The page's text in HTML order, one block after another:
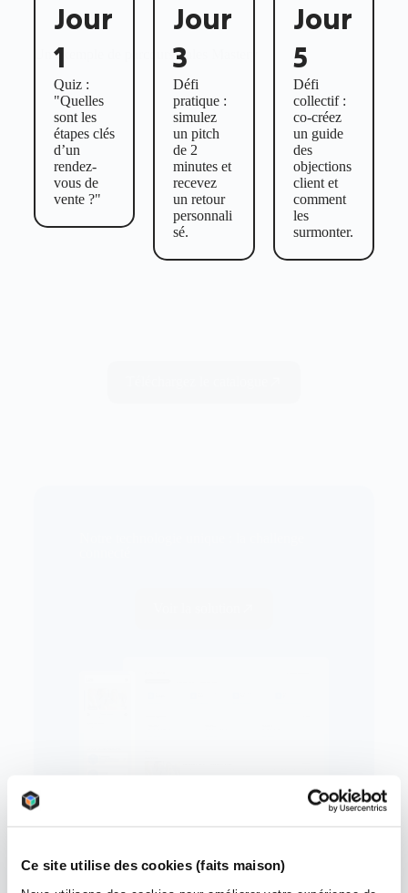
Ce site utilise des cookies (faits maison)
Un exemple de parcours Sales Mastery
Jour
1
Quiz :
"Quelles
sont les
étapes clés
d’un
rendez-
vous de
vente ?"
Jour
3
Défi
pratique :
simulez
un pitch
de 2
minutes et
recevez
un retour
personnali
sé.
Jour
5
Défi
collectif :
co-créez
un guide
des
objections
client et
comment
les
surmonter.